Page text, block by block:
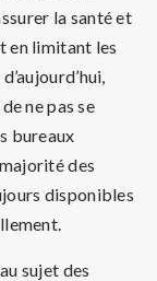
la santé et
en limitant les
ne pas se
bureaux
des
disponibles
sujet des